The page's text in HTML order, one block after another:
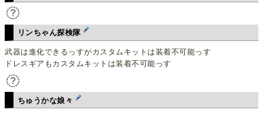
リンちゃん探検隊
武器は進化できるっすがカスタムキットは装着不可能っす
ドレスギアもカスタムキットは装着不可能っす
ちゅうかな娘々